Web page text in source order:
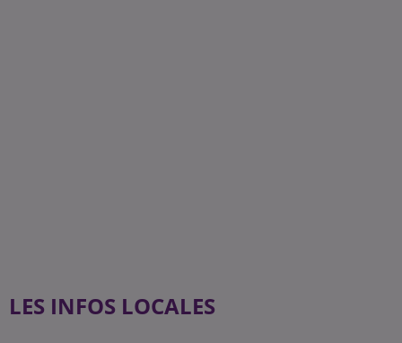
LES INFOS LOCALES